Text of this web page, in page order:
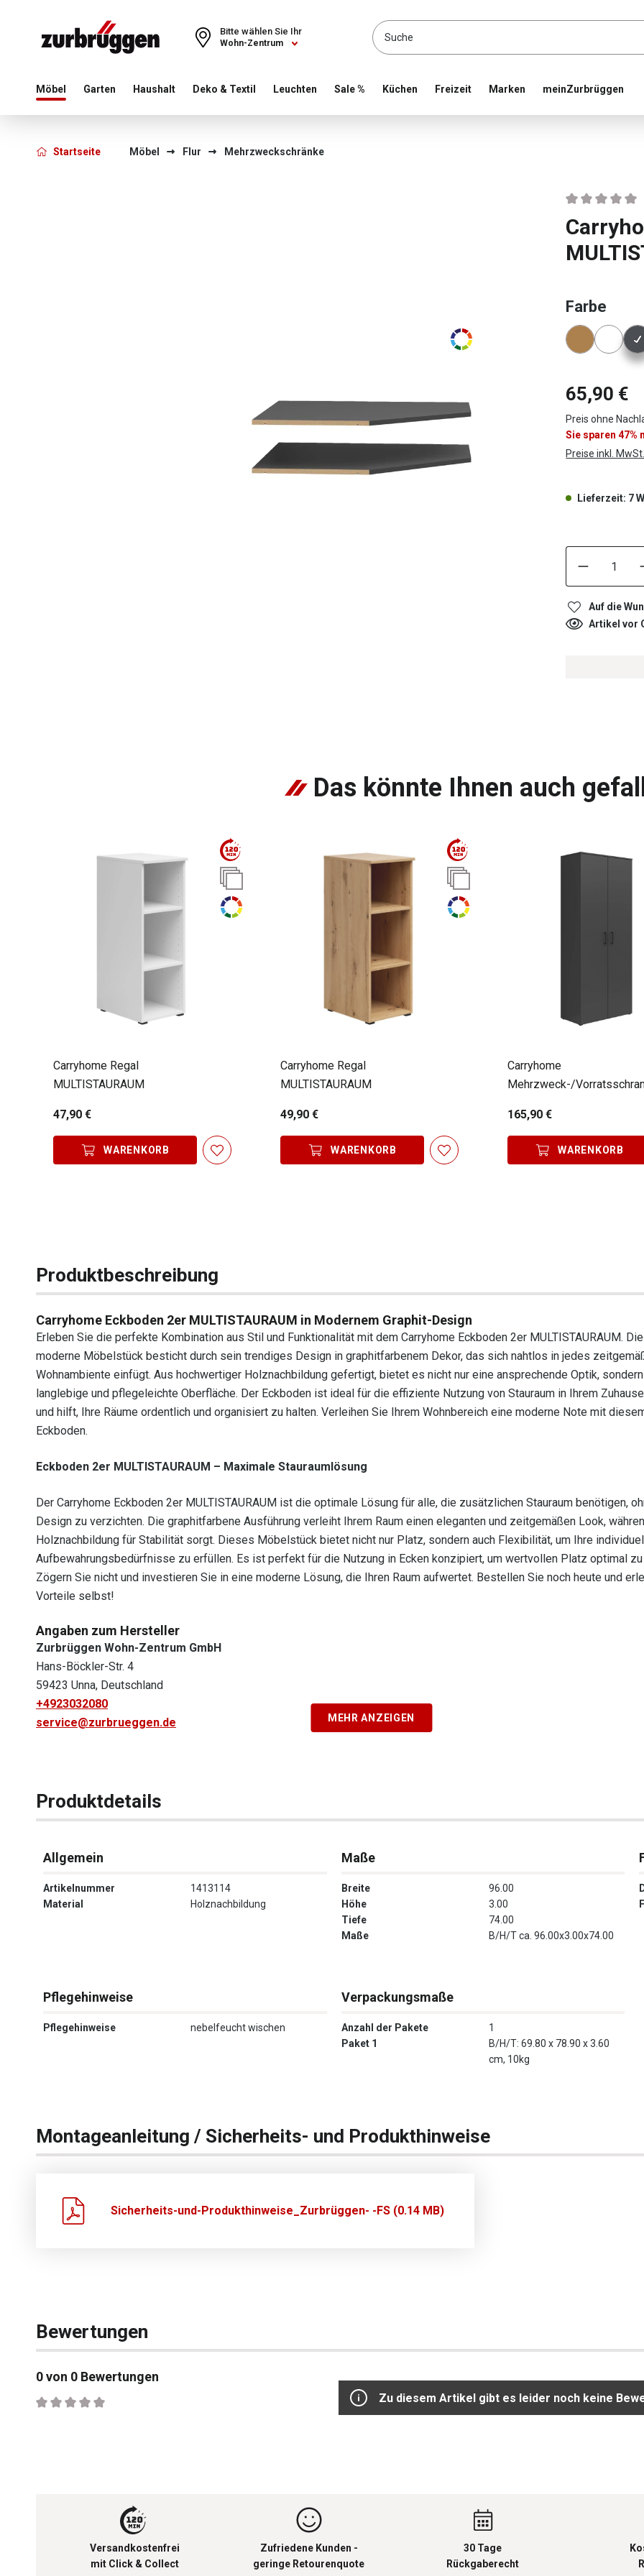
Choose a different country or region to see content for your location and shop online
Wohn-Zentrum
Bitte wählen Sie Ihr
Möbel Garten Haushalt Deko & Textil Leuchten Sale % Küchen Freizeit Marken meinZurbrüggen
Startseite Möbel Flur Mehrzweckschränke
Farbe
65,90 €
Preis ohne
Sie sparen
Preise inkl.
Lieferzeit: 7
Auf die
Artikel vor
Das könnte Ihnen auch
Carryhome Regal
MULTISTAURAUM
47,90 €
WARENKORB
Carryhome Regal
MULTISTAURAUM
49,90 €
WARENKORB
Carryhome
Mehrzweck-/
165,90 €
WARENKORB
Produktbeschreibung
Carryhome Eckboden 2er MULTISTAURAUM in Modernem Graphit-Design
Erleben Sie die perfekte Kombination aus Stil und Funktionalität mit dem Carryhome Eckboden 2er MULTISTAURAUM.
moderne Möbelstück besticht durch sein trendiges Design in graphitfarbenem Dekor, das sich nahtlos in jedes
Wohnambiente einfügt. Aus hochwertiger Holznachbildung gefertigt, bietet es nicht nur eine ansprechende Optik,
langlebige und pflegeleichte Oberfläche. Der Eckboden ist ideal für die effiziente Nutzung von Stauraum in Ihrem
und hilft, Ihre Räume ordentlich und organisiert zu halten. Verleihen Sie Ihrem Wohnbereich eine moderne Note mit
Eckboden.
Eckboden 2er MULTISTAURAUM – Maximale Stauraumlösung
Der Carryhome Eckboden 2er MULTISTAURAUM ist die optimale Lösung für alle, die zusätzlichen Stauraum benötigen,
Design zu verzichten. Die graphitfarbene Ausführung verleiht Ihrem Raum einen eleganten und zeitgemäßen Look,
Holznachbildung für Stabilität sorgt. Dieses Möbelstück bietet nicht nur Platz, sondern auch Flexibilität, um Ihre
Aufbewahrungsbedürfnisse zu erfüllen. Es ist perfekt für die Nutzung in Ecken konzipiert, um wertvollen Platz optimal zu
Zögern Sie nicht und investieren Sie in eine moderne Lösung, die Ihren Raum aufwertet. Bestellen Sie noch heute und
Vorteile selbst!
Angaben zum Hersteller
Zurbrüggen Wohn-Zentrum GmbH
Hans-Böckler-Str. 4
59423 Unna, Deutschland
+4923032080
service@zurbrueggen.de
MEHR ANZEIGEN
Produktdetails
Allgemein
Artikelnummer
1413114
Material
Holznachbildung
Maße
Breite
96.00
Höhe
3.00
Tiefe
74.00
Maße
B/H/T ca. 96.00x3.00x74.00
Pflegehinweise
Pflegehinweise nebelfeucht wischen
Verpackungsmaße
Anzahl der Pakete
1
Paket 1
B/H/T: 69.80 x 78.90 x 3.60
cm, 10kg
Montageanleitung / Sicherheits- und Produkthinweise
Sicherheits-und-Produkthinweise_Zurbrüggen- -FS (0.14 MB)
Bewertungen
0 von 0 Bewertungen
Durchschnittliche Bewertung von 0 von 5 Sternen
Zu diesem Artikel gibt es leider noch keine
Versandkostenfrei
mit Click & Collect
Zufriedene Kunden -
geringe Retourenquote
30 Tage
Rückgaberecht